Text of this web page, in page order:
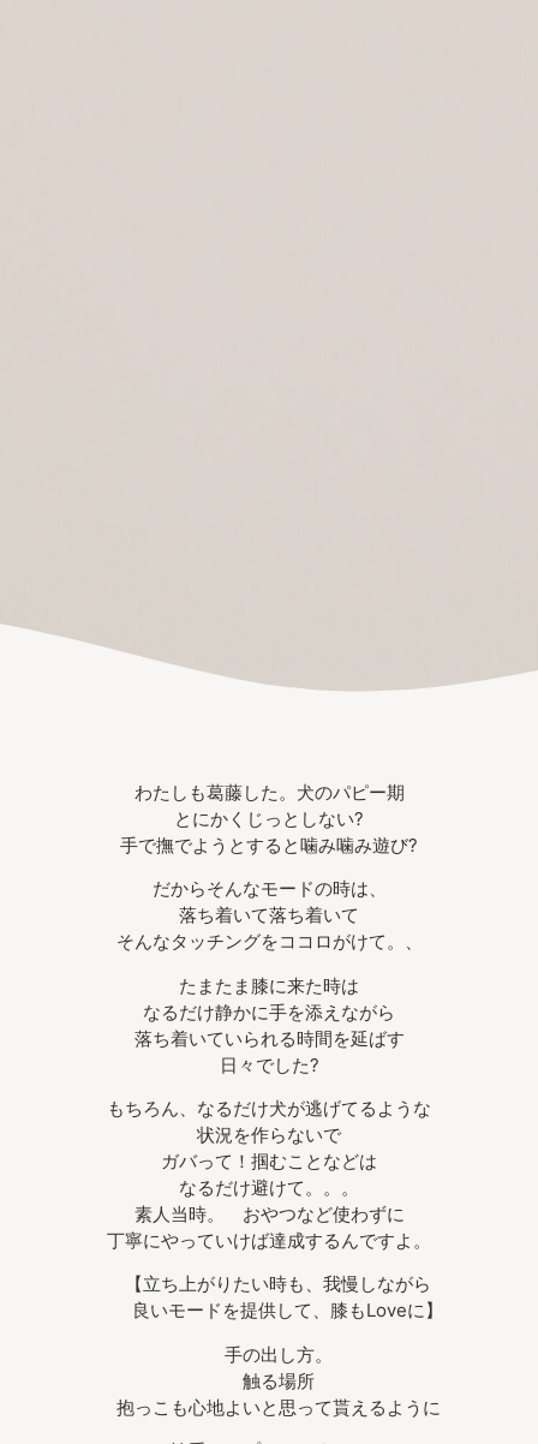
わたしも葛藤した。犬のパピー期
とにかくじっとしない?
手で撫でようとすると噛み噛み遊び?
だからそんなモードの時は、
落ち着いて落ち着いて
そんなタッチングをココロがけて。、
たまたま膝に来た時は
なるだけ静かに手を添えながら
落ち着いていられる時間を延ばす
日々でした?
もちろん、なるだけ犬が逃げてるような
状況を作らないで
ガバって！掴むことなどは
なるだけ避けて。。。
素人当時。 おやつなど使わずに
丁寧にやっていけば達成するんですよ。
【立ち上がりたい時も、我慢しながら
良いモードを提供して、膝もLoveに】
手の出し方。
触る場所
抱っこも心地よいと思って貰えるように